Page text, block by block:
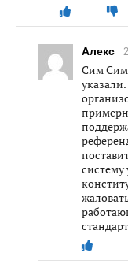
Алекс
Сим Сим
систему